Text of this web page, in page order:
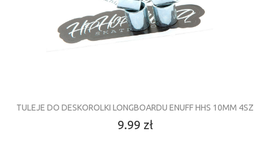
TULEJE DO DESKOROLKI LONGBOARDU ENUFF HHS 10MM 4SZ
9.99 zł